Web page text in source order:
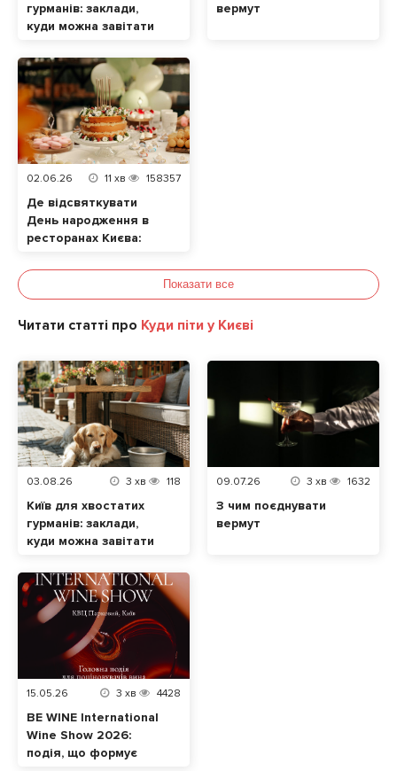
гурманів: заклади,
куди можна завітати
улюбленцем
вермут
02.06.26 11 хв 158357
Де відсвяткувати
День народження в
ресторанах Києва:
Показати все
Читати статті про Куди піти у Києві
03.08.26 3 хв 118
Київ для хвостатих
гурманів: заклади,
куди можна завітати
улюбленцем
09.07.26 3 хв 1632
З чим поєднувати
вермут
15.05.26 3 хв 4428
BE WINE International
Wine Show 2026:
подія, що формує